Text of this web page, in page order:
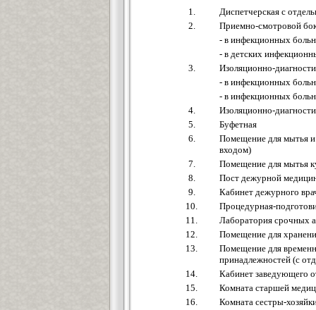
1.
Диспетчерская с
2.
Приемно-смотровой
- в инфекционных
- в детских
3.
Изоляционно-
- в инфекционных
- в инфекционных
4.
Изоляционно-
5.
Буфетная
6.
Помещение для мытья
входом)
7.
Помещение для мытья
8.
Пост дежурной
9.
Кабинет дежурного
10.
Процедурная-
11.
Лаборатория срочных
12.
Помещение для
13.
Помещение для
принадлежностей (с
14.
Кабинет заведующего
15.
Комната старшей
16.
Комната сестры-